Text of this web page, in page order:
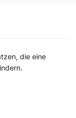
die eine